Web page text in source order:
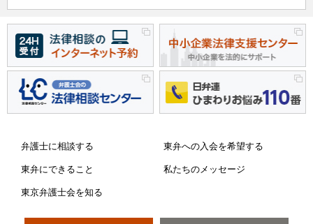
弁護士に相談する 東弁への入会を希望する
東弁にできること 私たちのメッセージ
東京弁護士会を知る